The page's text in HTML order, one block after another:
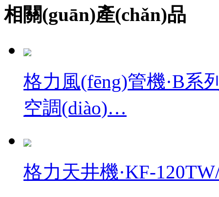
相關(guān)產(chǎn)品
格力風(fēng)管機·B系
空調(diào)…
格力天井機·KF-